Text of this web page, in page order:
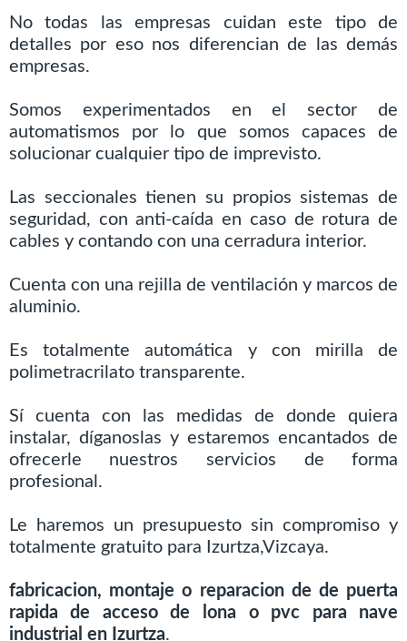
No todas las empresas cuidan este tipo de
detalles por eso nos diferencian de las demás
empresas.
Somos experimentados en el sector de
automatismos por lo que somos capaces de
solucionar cualquier tipo de imprevisto.
Las seccionales tienen su propios sistemas de
seguridad, con anti-caída en caso de rotura de
cables y contando con una cerradura interior.
Cuenta con una rejilla de ventilación y marcos de
aluminio.
Es totalmente automática y con mirilla de
polimetracrilato transparente.
Sí cuenta con las medidas de donde quiera
instalar, díganoslas y estaremos encantados de
ofrecerle nuestros servicios de forma
profesional.
Le haremos un presupuesto sin compromiso y
totalmente gratuito para Izurtza,Vizcaya.
fabricacion, montaje o reparacion de de puerta
rapida de acceso de lona o pvc para nave
industrial en Izurtza.